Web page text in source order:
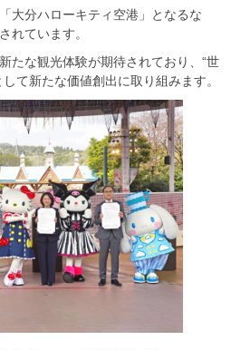
大分ハローキティ空港」となるな
れています。
たな観光体験が期待されており、“世
て新たな価値創出に取り組みます。